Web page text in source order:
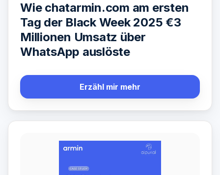
Wie chatarmin.com am ersten
Tag der Black Week 2025 €3
Millionen Umsatz über
WhatsApp auslöste
Erzähl mir mehr